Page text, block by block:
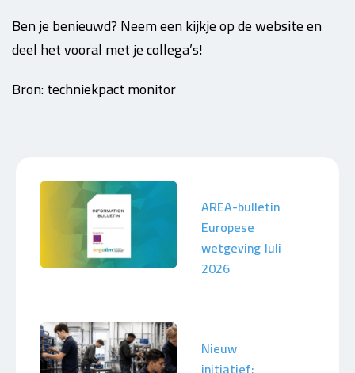
Ben je benieuwd? Neem een kijkje op de website en
deel het vooral met je collega’s!
Bron: techniekpact monitor
AREA-bulletin
Europese
wetgeving Juli
2026
Nieuw